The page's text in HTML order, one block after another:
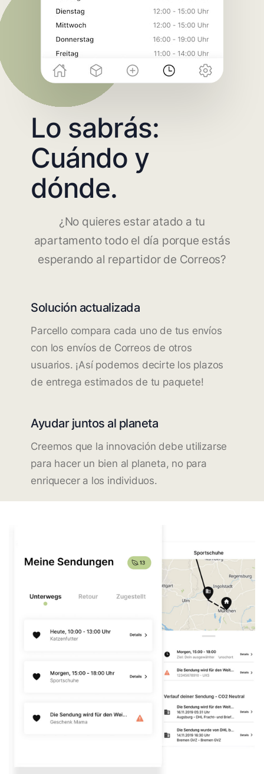
Lo sabrás:
Cuándo y
dónde.
¿No quieres estar atado a tu
apartamento todo el día porque estás
esperando al repartidor de Correos?
Solución actualizada
Parcello compara cada uno de tus envíos
con los envíos de Correos de otros
usuarios. ¡Así podemos decirte los plazos
de entrega estimados de tu paquete!
Ayudar juntos al planeta
Creemos que la innovación debe utilizarse
para hacer un bien al planeta, no para
enriquecer a los individuos.